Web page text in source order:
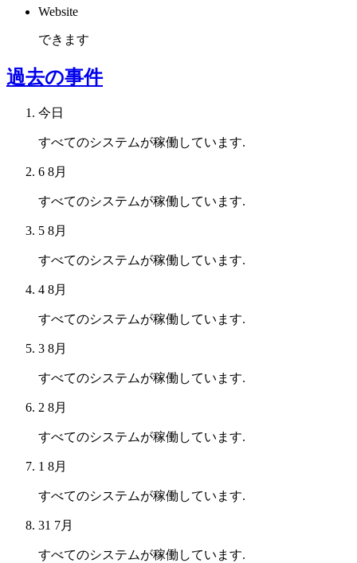
Website
できます
過去の事件
今日
すべてのシステムが稼働しています.
6 8月
すべてのシステムが稼働しています.
5 8月
すべてのシステムが稼働しています.
4 8月
すべてのシステムが稼働しています.
3 8月
すべてのシステムが稼働しています.
2 8月
すべてのシステムが稼働しています.
1 8月
すべてのシステムが稼働しています.
31 7月
すべてのシステムが稼働しています.